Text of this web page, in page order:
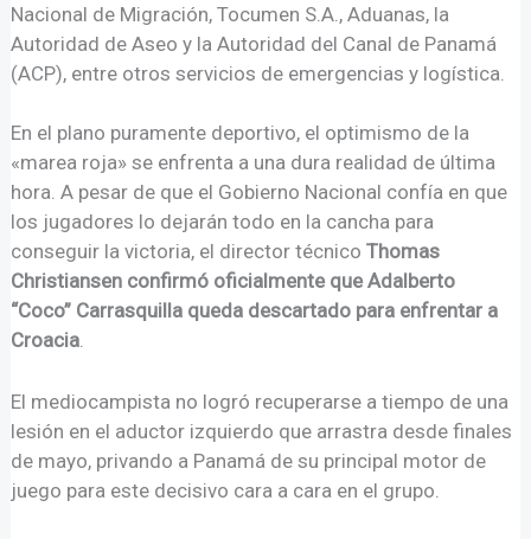
Nacional de Migración, Tocumen S.A., Aduanas, la
Autoridad de Aseo y la Autoridad del Canal de Panamá
(ACP), entre otros servicios de emergencias y logística.
En el plano puramente deportivo, el optimismo de la
«marea roja» se enfrenta a una dura realidad de última
hora. A pesar de que el Gobierno Nacional confía en que
los jugadores lo dejarán todo en la cancha para
conseguir la victoria, el director técnicoThomas
Christiansen confirmó oficialmente que Adalberto
“Coco” Carrasquilla queda descartado para enfrentar a
Croacia.
El mediocampista no logró recuperarse a tiempo de una
lesión en el aductor izquierdo que arrastra desde finales
de mayo, privando a Panamá de su principal motor de
juego para este decisivo cara a cara en el grupo.